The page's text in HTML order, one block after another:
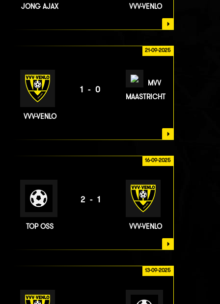
JONG AJAX VVV-VENLO
21-09-2025
VVV-VENLO
1-0
MVV
MAASTRICHT
16-09-2025
TOP OSS
2-1
VVV-VENLO
13-09-2025